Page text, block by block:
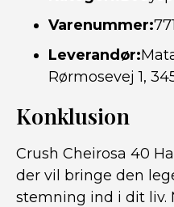
Varenummer:
Leverandør:
Rørmosevej 1,
Konklusion
Crush Cheirosa 40
der vil bringe den
stemning ind i dit liv.